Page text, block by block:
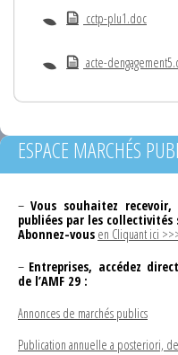
cctp-plu1.doc
acte-
ESPACE MARCHÉS
– Vous souhaitez
publiées par les collectivités
Abonnez-vous en Cliquant ici
– Entreprises, accédez
de l’AMF 29 :
Annonces de marchés publics
Publication annuelle a posteriori,